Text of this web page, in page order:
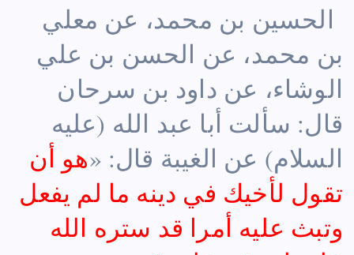
الحسين بن محمد، عن معلي
بن محمد، عن الحسن بن علي
الوشاء، عن داود بن سرحان
قال: سألت أبا عبد الله (عليه
السلام) عن الغيبة قال: «هو أن
تقول لأخيك في دينه ما لم يفعل
وتبث عليه أمرا قد ستره الله